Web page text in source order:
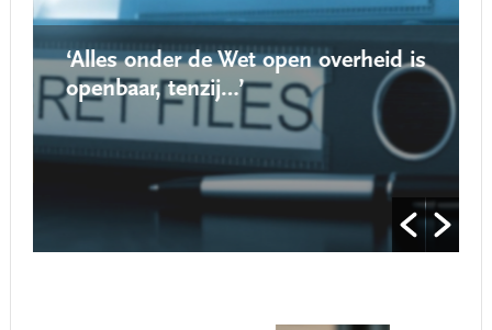
‘Alles onder de Wet open overheid is
openbaar, tenzij…’